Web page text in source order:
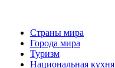
Страны мира
Города мира
Туризм
Национальная кухня